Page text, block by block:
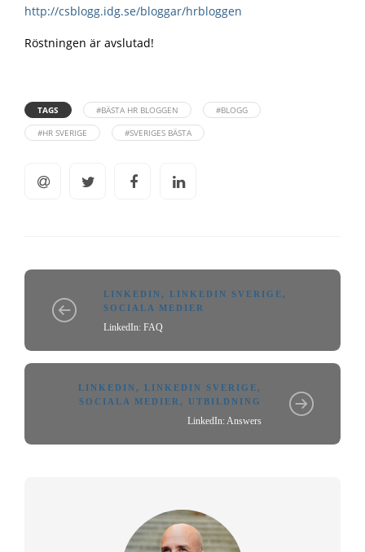
http://csblogg.idg.se/bloggar/hrbloggen
Röstningen är avslutad!
TAGS #BÄSTA HR BLOGGEN
#BLOGG
#HR SVERIGE
#SVERIGES BÄSTA
LINKEDIN, LINKEDIN SVERIGE,
SOCIALA MEDIER
LinkedIn: FAQ
LINKEDIN, LINKEDIN SVERIGE,
SOCIALA MEDIER , UTBILDNING
LinkedIn: Answers